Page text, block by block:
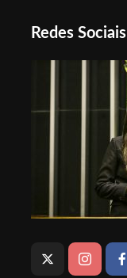
Redes Sociais